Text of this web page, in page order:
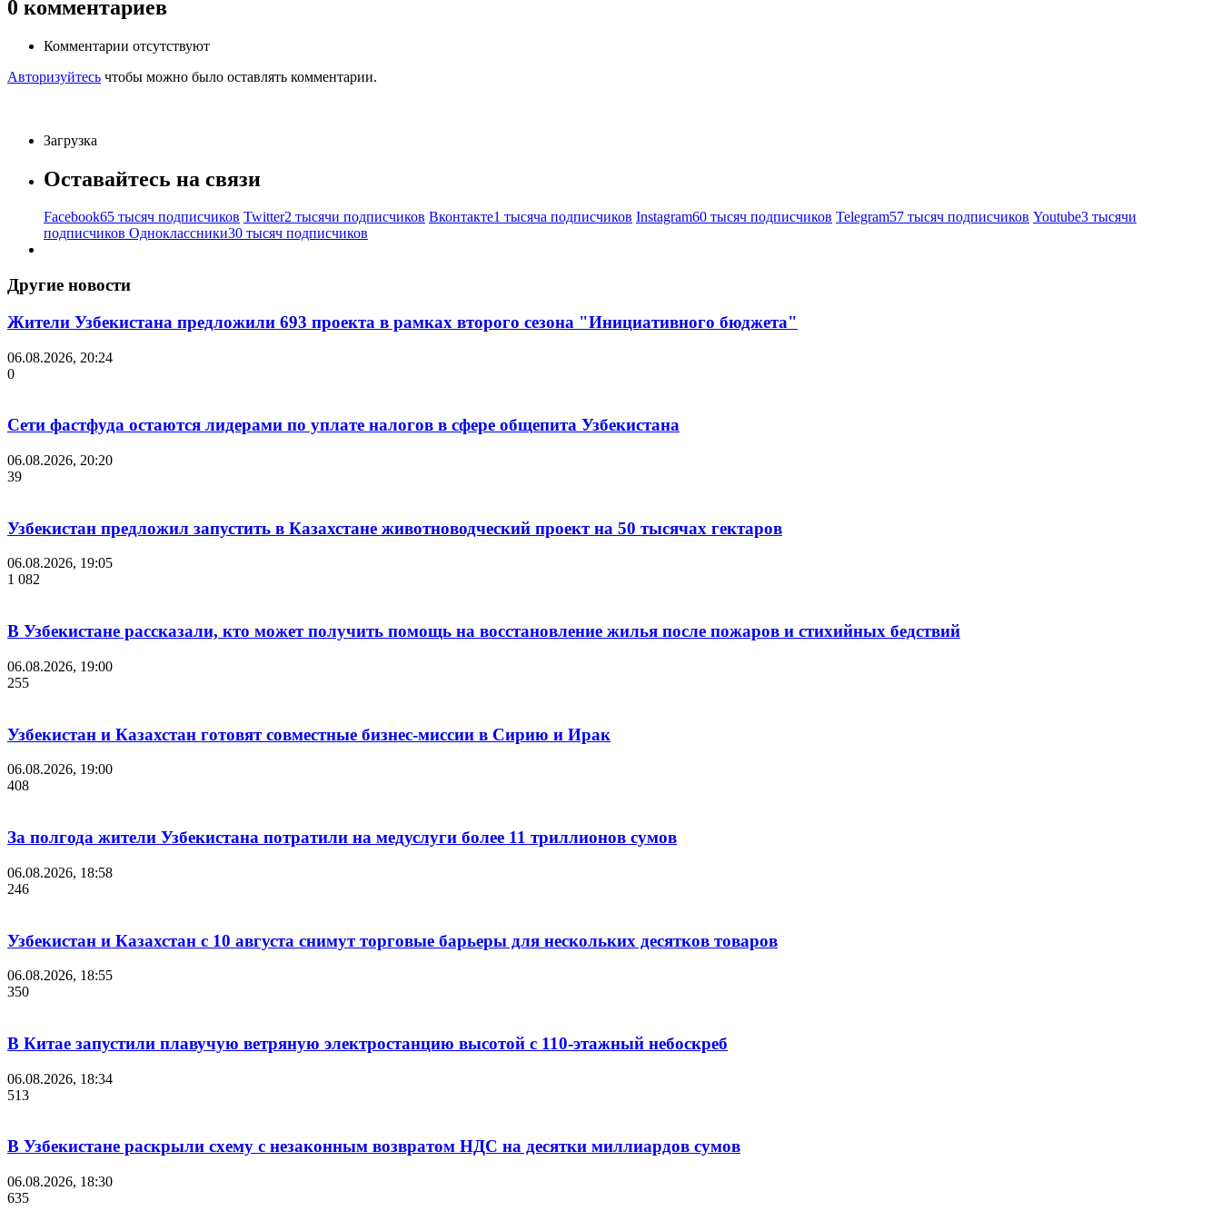
0 комментариев
Комментарии отсутствуют
Авторизуйтесь чтобы можно было оставлять комментарии.
Загрузка
Оставайтесь на связи
Facebook65 тысяч подписчиков Twitter2 тысячи подписчиков Вконтакте1 тысяча подписчиков Instagram60 тысяч подписчиков Telegram57 тысяч подписчиков Youtube3 тысячи
подписчиков Одноклассники30 тысяч подписчиков
Другие новости
Жители Узбекистана предложили 693 проекта в рамках второго сезона "Инициативного бюджета"
06.08.2026, 20:24
0
Сети фастфуда остаются лидерами по уплате налогов в сфере общепита Узбекистана
06.08.2026, 20:20
39
Узбекистан предложил запустить в Казахстане животноводческий проект на 50 тысячах гектаров
06.08.2026, 19:05
1 082
В Узбекистане рассказали, кто может получить помощь на восстановление жилья после пожаров и стихийных бедствий
06.08.2026, 19:00
255
Узбекистан и Казахстан готовят совместные бизнес-миссии в Сирию и Ирак
06.08.2026, 19:00
408
За полгода жители Узбекистана потратили на медуслуги более 11 триллионов сумов
06.08.2026, 18:58
246
Узбекистан и Казахстан с 10 августа снимут торговые барьеры для нескольких десятков товаров
06.08.2026, 18:55
350
В Китае запустили плавучую ветряную электростанцию высотой с 110-этажный небоскреб
06.08.2026, 18:34
513
В Узбекистане раскрыли схему с незаконным возвратом НДС на десятки миллиардов сумов
06.08.2026, 18:30
635